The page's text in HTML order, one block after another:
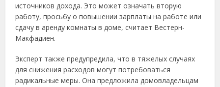
источников дохода. Это может означать вторую
работу, просьбу о повышении зарплаты на работе или
сдачу в аренду комнаты в доме, считает Вестерн-
Макфадиен.
Эксперт также предупредила, что в тяжелых случаях
для снижения расходов могут потребоваться
радикальные меры. Она предложила домовладельцам